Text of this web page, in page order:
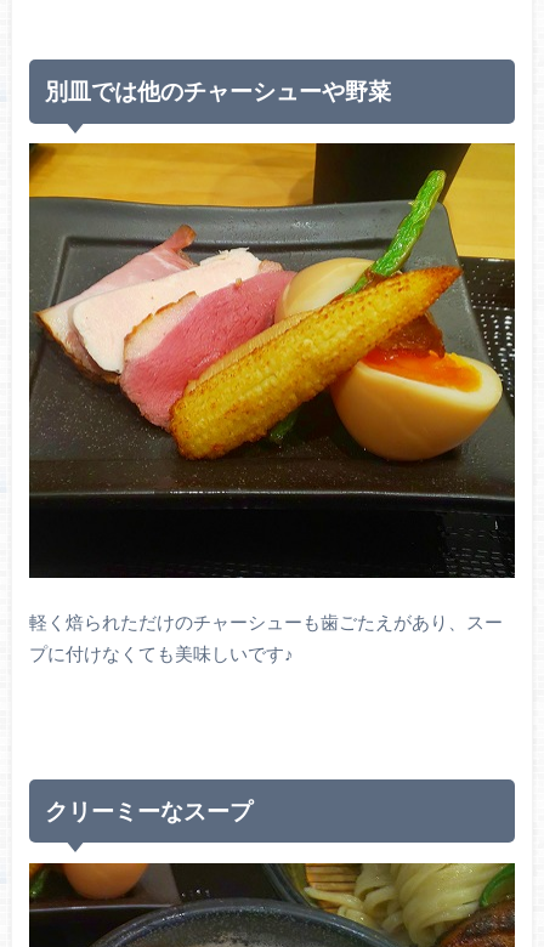
別皿では他のチャーシューや野菜
軽く焙られただけのチャーシューも歯ごたえがあり、スー
プに付けなくても美味しいです♪
クリーミーなスープ